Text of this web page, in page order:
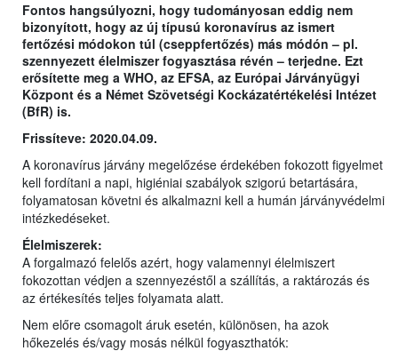
Fontos hangsúlyozni, hogy tudományosan eddig nem
bizonyított, hogy az új típusú koronavírus az ismert
fertőzési módokon túl (cseppfertőzés) más módón – pl.
szennyezett élelmiszer fogyasztása révén – terjedne. Ezt
erősítette meg a WHO, az EFSA, az Európai Járványügyi
Központ és a Német Szövetségi Kockázatértékelési Intézet
(BfR) is.
Frissíteve: 2020.04.09.
A koronavírus járvány megelőzése érdekében fokozott figyelmet
kell fordítani a napi, higiéniai szabályok szigorú betartására,
folyamatosan követni és alkalmazni kell a humán járványvédelmi
intézkedéseket.
Élelmiszerek:
A forgalmazó felelős azért, hogy valamennyi élelmiszert
fokozottan védjen a szennyezéstől a szállítás, a raktározás és
az értékesítés teljes folyamata alatt.
Nem előre csomagolt áruk esetén, különösen, ha azok
hőkezelés és/vagy mosás nélkül fogyaszthatók: